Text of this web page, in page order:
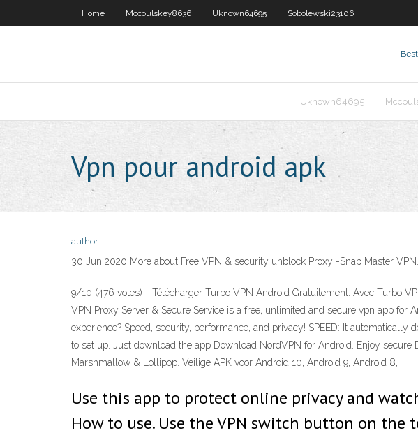
Home Mccoulskey8636 Uknown64695 Sobolewski23106
Uknown64695
Vpn pour android apk
author
30 Jun 2020 More about Free VPN & security unblock Proxy -Snap Master
9/10 (476 votes) - Télécharger Turbo VPN Android Gratuitement. Avec Turbo
VPN Proxy Server & Secure Service is a free, unlimited and secure vpn app
experience? Speed, security, performance, and privacy! SPEED: It
to set up. Just download the app Download NordVPN for Android. Enjoy
Marshmallow & Lollipop. Veilige APK voor Android 10, Android 9, Android 8,
Use this app to protect online privacy and
How to use. Use the VPN switch button on the